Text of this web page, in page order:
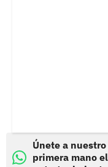
Únete a
primera mano